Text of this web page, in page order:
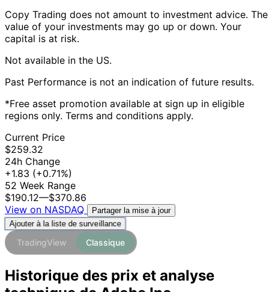
Copy Trading does not amount to investment advice. The
value of your investments may go up or down. Your
capital is at risk.
Not available in the US.
Past Performance is not an indication of future results.
*Free asset promotion available at sign up in eligible
regions only. Terms and conditions apply.
Current Price
$259.32
24h Change
+1.83 (+0.71%)
52 Week Range
$190.12—$370.86
View on NASDAQ
Partager la mise à jour
Ajouter à la liste de surveillance
TradingView Classique
Historique des prix et analyse